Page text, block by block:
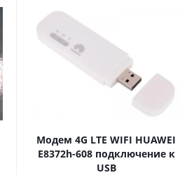
Модем 4G LTE WIFI HUAWEI
E8372h-608 подключение к
USB